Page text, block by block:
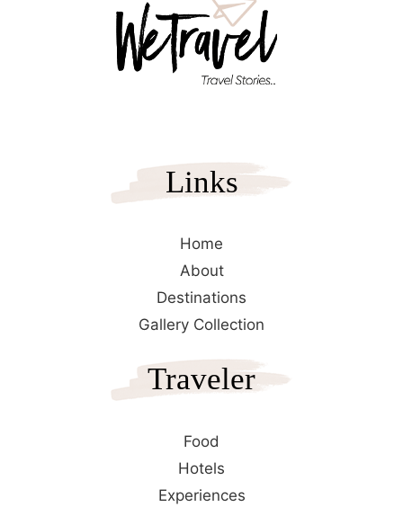
Links
Home
About
Destinations
Gallery Collection
Traveler
Food
Hotels
Experiences